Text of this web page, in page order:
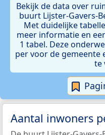
Bekijk de data over
buurt Lijster-Gavers-
Met duidelijke
meer informatie en
1 tabel. Deze
per voor de gemeente
te
Aantal inwoners